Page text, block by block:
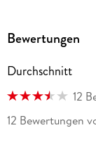
sie mit ihrem
Bewertungen
Durchschnitt
12
12 Bewertungen